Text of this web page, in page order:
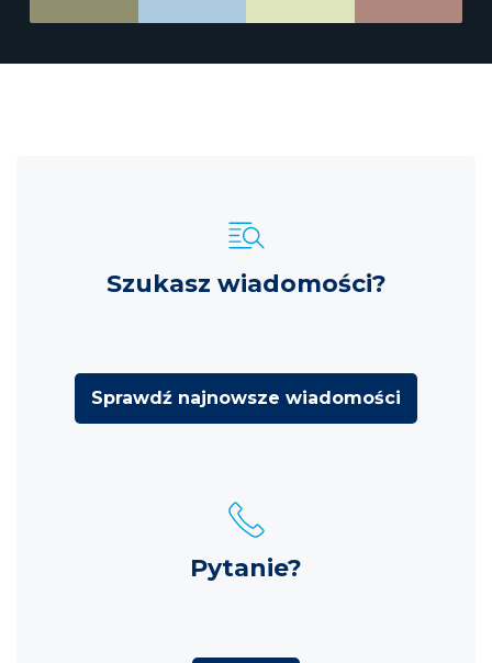
Szukasz wiadomości?
Sprawdź najnowsze wiadomości
Pytanie?